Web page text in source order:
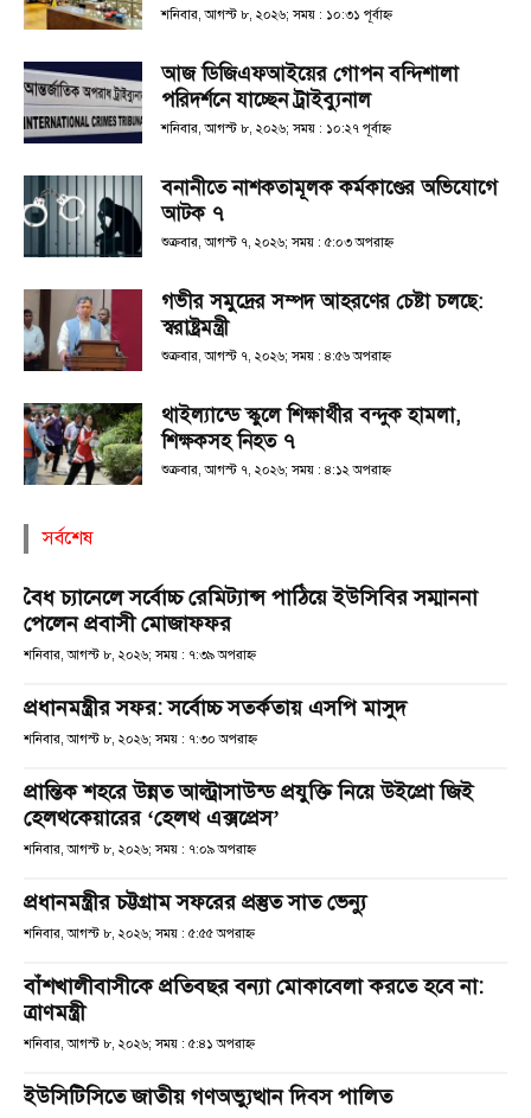
শনিবার, আগস্ট ৮, ২০২৬; সময় : ১০:৩১ পূর্বাহ্ণ
আজ ডিজিএফআইয়ের গোপন বন্দিশালা
পরিদর্শনে যাচ্ছেন ট্রাইব্যুনাল
শনিবার, আগস্ট ৮, ২০২৬; সময় : ১০:২৭ পূর্বাহ্ণ
বনানীতে নাশকতামূলক কর্মকাণ্ডের অভিযোগে
আটক ৭
শুক্রবার, আগস্ট ৭, ২০২৬; সময় : ৫:০৩ অপরাহ্ণ
গভীর সমুদ্রের সম্পদ আহরণের চেষ্টা চলছে:
স্বরাষ্ট্রমন্ত্রী
শুক্রবার, আগস্ট ৭, ২০২৬; সময় : ৪:৫৬ অপরাহ্ণ
থাইল্যান্ডে স্কুলে শিক্ষার্থীর বন্দুক হামলা,
শিক্ষকসহ নিহত ৭
শুক্রবার, আগস্ট ৭, ২০২৬; সময় : ৪:১২ অপরাহ্ণ
সর্বশেষ
বৈধ চ্যানেলে সর্বোচ্চ রেমিট্যান্স পাঠিয়ে ইউসিবির সম্মাননা
পেলেন প্রবাসী মোজাফফর
শনিবার, আগস্ট ৮, ২০২৬; সময় : ৭:৩৯ অপরাহ্ণ
প্রধানমন্ত্রীর সফর: সর্বোচ্চ সতর্কতায় এসপি মাসুদ
শনিবার, আগস্ট ৮, ২০২৬; সময় : ৭:৩০ অপরাহ্ণ
প্রান্তিক শহরে উন্নত আল্ট্রাসাউন্ড প্রযুক্তি নিয়ে উইপ্রো জিই
হেলথকেয়ারের ‘হেলথ এক্সপ্রেস’
শনিবার, আগস্ট ৮, ২০২৬; সময় : ৭:০৯ অপরাহ্ণ
প্রধানমন্ত্রীর চট্টগ্রাম সফরের প্রস্তুত সাত ভেন্যু
শনিবার, আগস্ট ৮, ২০২৬; সময় : ৫:৫৫ অপরাহ্ণ
বাঁশখালীবাসীকে প্রতিবছর বন্যা মোকাবেলা করতে হবে না:
ত্রাণমন্ত্রী
শনিবার, আগস্ট ৮, ২০২৬; সময় : ৫:৪১ অপরাহ্ণ
ইউসিটিসিতে জাতীয় গণঅভ্যুত্থান দিবস পালিত